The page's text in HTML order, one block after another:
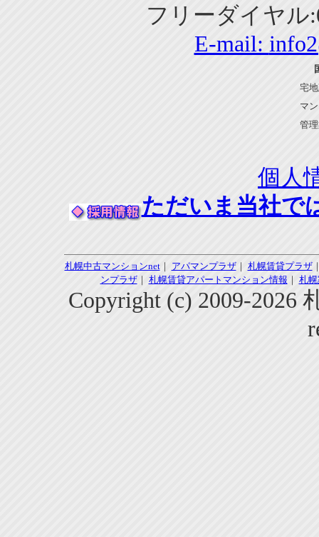
フリーダイヤル
E-mail:
宅
マ
管
個人
ただいま当社で
札幌中古マンションnet｜ アパマンプラザ｜ 札幌賃貸プラザ
ンプラザ｜ 札幌賃貸アパートマンション情報 ｜ 札
Copyright (c) 2009-2026